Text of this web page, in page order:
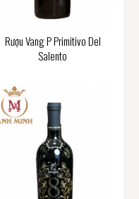
Rượu Vang P Primitivo Del
Salento